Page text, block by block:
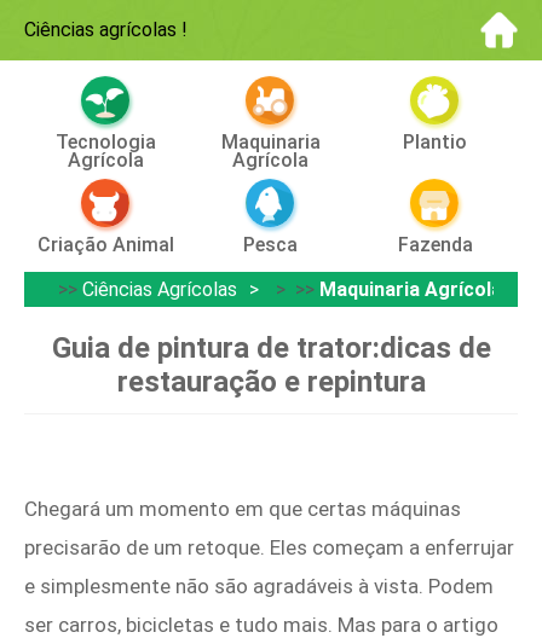
Ciências agrícolas !
Tecnologia
Agrícola
Maquinaria
Agrícola
Plantio
Criação Animal Pesca
Fazenda
>> Ciências Agrícolas > >> Maquinaria Agrícola
Guia de pintura de trator:dicas de
restauração e repintura
Chegará um momento em que certas máquinas
precisarão de um retoque. Eles começam a enferrujar
e simplesmente não são agradáveis ​​à vista. Podem
ser carros, bicicletas e tudo mais. Mas para o artigo